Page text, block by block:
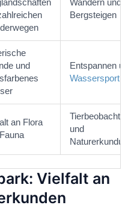
Wandern und
Bergsteigen
und
Entspannen und
Wassersport
an Flora
und
Vielfalt an